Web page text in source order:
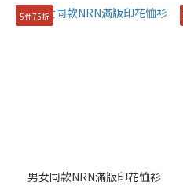
5件75折
男女同款NRN滿版印花恤衫